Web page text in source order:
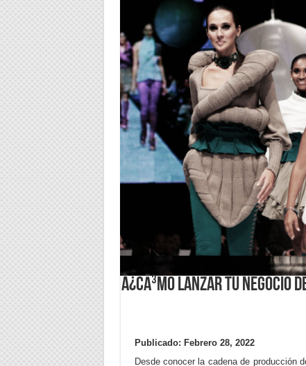
Â¿CÃ³mo lanzar tu negocio
Publicado: Febrero 28, 2022
Desde conocer la cadena de producción